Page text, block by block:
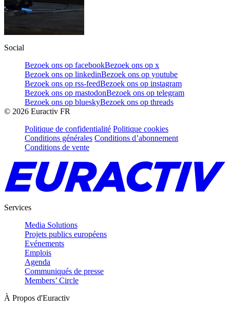
Social
Bezoek ons op facebookBezoek ons op x
Bezoek ons op linkedinBezoek ons op youtube
Bezoek ons op rss-feedBezoek ons op instagram
Bezoek ons op mastodonBezoek ons op telegram
Bezoek ons op blueskyBezoek ons op threads
© 2026 Euractiv FR
Politique de confidentialité Politique cookies
Conditions générales Conditions d’abonnement
Conditions de vente
Services
Media Solutions
Projets publics européens
Evénements
Emplois
Agenda
Communiqués de presse
Members’ Circle
À Propos d'Euractiv